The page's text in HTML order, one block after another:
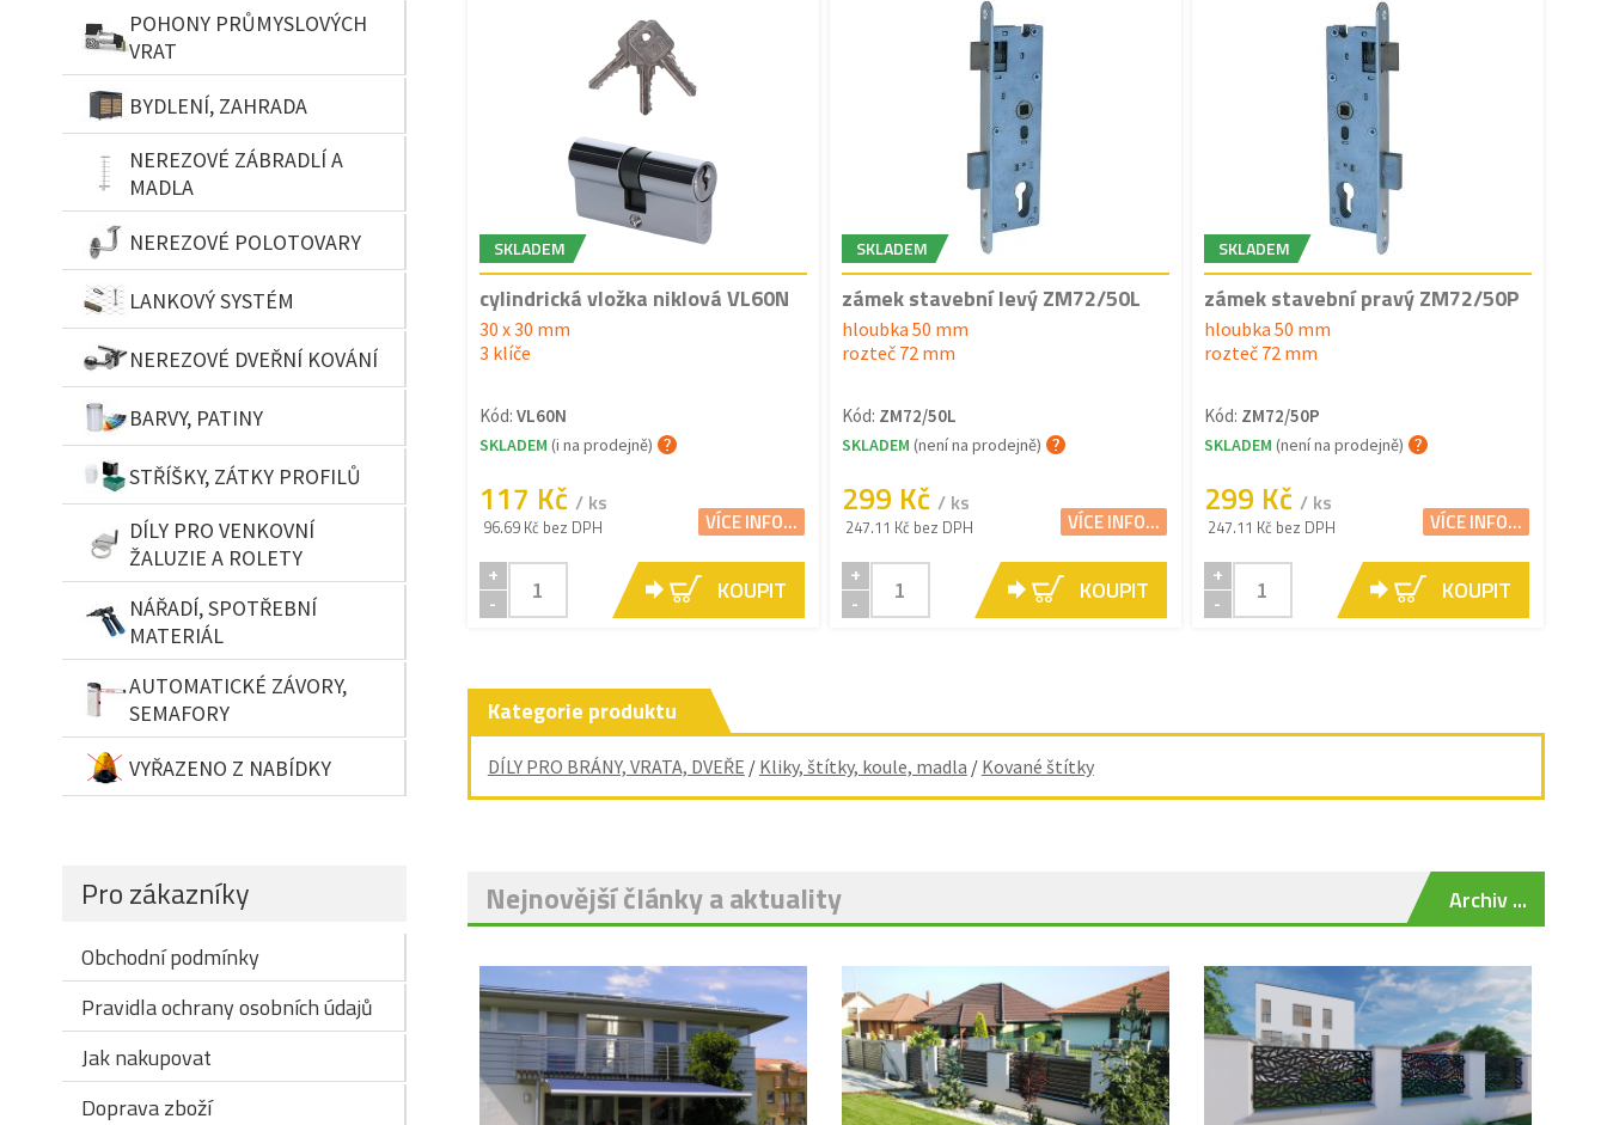
POHONY PRŮMYSLOVÝCH
VRAT
BYDLENÍ, ZAHRADA
NEREZOVÉ ZÁBRADLÍ A
MADLA
NEREZOVÉ POLOTOVARY
LANKOVÝ SYSTÉM
NEREZOVÉ DVEŘNÍ KOVÁNÍ
BARVY, PATINY
STŘÍŠKY, ZÁTKY PROFILŮ
DÍLY PRO VENKOVNÍ
ŽALUZIE A ROLETY
NÁŘADÍ, SPOTŘEBNÍ
MATERIÁL
AUTOMATICKÉ ZÁVORY,
SEMAFORY
VYŘAZENO Z NABÍDKY
Pro zákazníky
Obchodní podmínky
Pravidla ochrany osobních údajů
Jak nakupovat
Doprava zboží
SKLADEM
cylindrická vložka niklová VL60N
30 x 30 mm
3 klíče
Kód: VL60N
SKLADEM (i na prodejně)
117 Kč / ks
96.69 Kč bez DPH VÍCE INFO...
+
-
KOUPIT
SKLADEM
zámek stavební levý ZM72/50L
hloubka 50 mm
rozteč 72 mm
Kód: ZM72/50L
SKLADEM (není na prodejně)
299 Kč / ks
247.11 Kč bez DPH VÍCE INFO...
+
-
KOUPIT
SKLADEM
zámek stavební pravý ZM72/50P
hloubka 50 mm
rozteč 72 mm
Kód: ZM72/50P
SKLADEM (není na prodejně)
299 Kč / ks
247.11 Kč bez DPH VÍCE INFO...
+
-
KOUPIT
Kategorie produktu
DÍLY PRO BRÁNY, VRATA, DVEŘE / Kliky, štítky, koule, madla / Kované štítky
Nejnovější články a aktuality Archiv ...